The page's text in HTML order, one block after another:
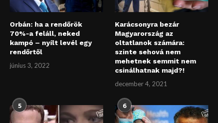
Orbán: ha a rendőrök
70%-a feláll, neked
kampó – nyílt levél egy
rendőrtől
június 3, 2022
Karácsonyra bezár
Magyarország az
oltatlanok számára:
szinte sehová nem
mehetnek semmit nem
csinálhatnak majd?!
december 4, 2021
5 6